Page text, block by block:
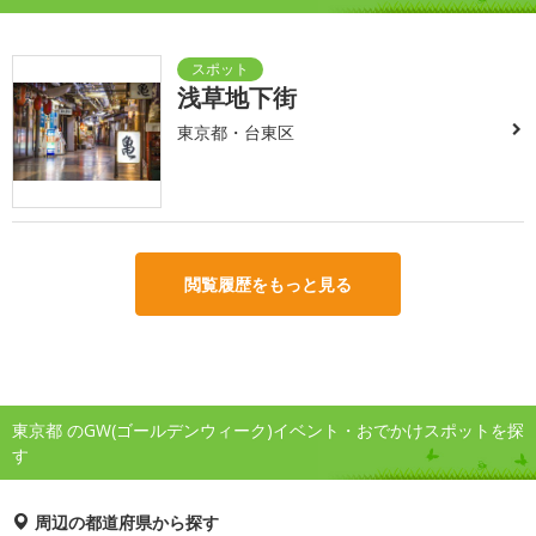
浅草地下街
東京都・台東区
閲覧履歴をもっと見る
東京都 のGW(ゴールデンウィーク)イベント・おでかけスポットを探
す
周辺の都道府県から探す